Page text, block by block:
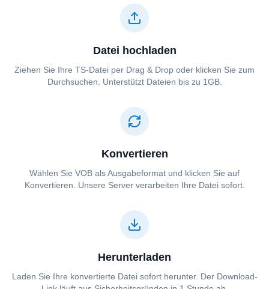
Datei hochladen
Ziehen Sie Ihre ⁦⁦TS⁩⁩-Datei per Drag & Drop oder klicken Sie zum
Durchsuchen. Unterstützt Dateien bis zu 1GB.
Konvertieren
Wählen Sie ⁦⁦VOB⁩⁩ als Ausgabeformat und klicken Sie auf
Konvertieren. Unsere Server verarbeiten Ihre Datei sofort.
Herunterladen
Laden Sie Ihre konvertierte Datei sofort herunter. Der Download-